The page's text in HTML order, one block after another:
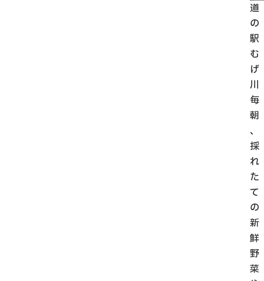
道
の
駅
む
げ
川
毎
朝
、
採
れ
た
て
の
新
鮮
野
菜